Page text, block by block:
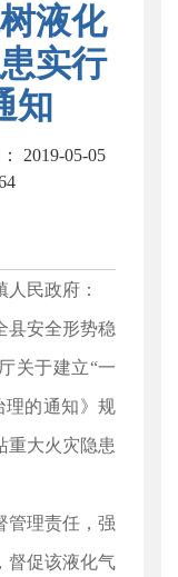
液化
实行
知
2019-05-05
民政府：
县安全形势稳
关于建立“一
理的通知》规
重大火灾隐患
管理责任，强
督促该液化气